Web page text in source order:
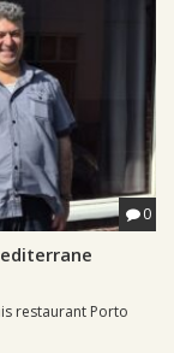
0
restaurant Porto